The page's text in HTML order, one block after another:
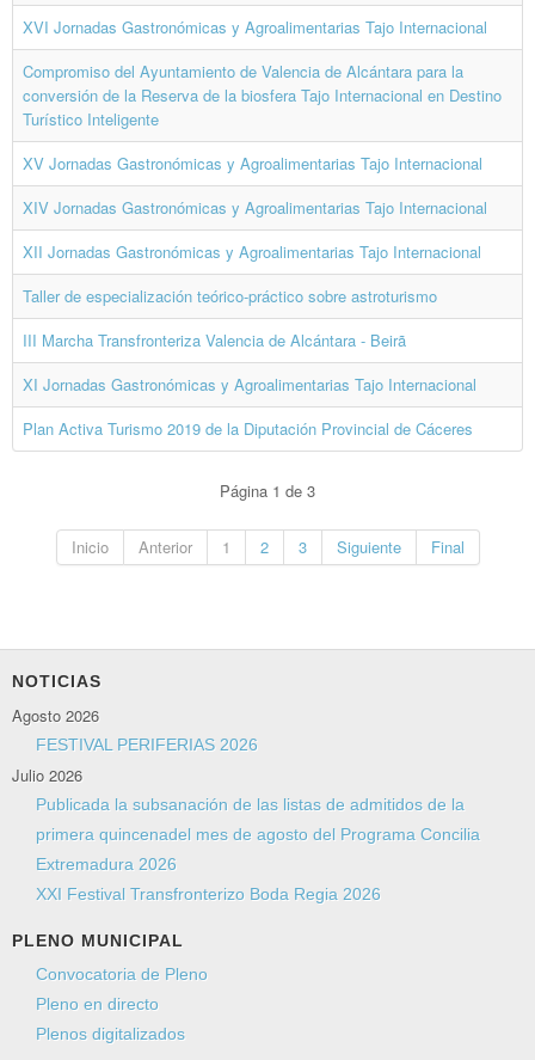
XVI Jornadas Gastronómicas y Agroalimentarias Tajo Internacional
Compromiso del Ayuntamiento de Valencia de Alcántara para la
conversión de la Reserva de la biosfera Tajo Internacional en Destino
Turístico Inteligente
XV Jornadas Gastronómicas y Agroalimentarias Tajo Internacional
XIV Jornadas Gastronómicas y Agroalimentarias Tajo Internacional
XII Jornadas Gastronómicas y Agroalimentarias Tajo Internacional
Taller de especialización teórico-práctico sobre astroturismo
III Marcha Transfronteriza Valencia de Alcántara - Beirã
XI Jornadas Gastronómicas y Agroalimentarias Tajo Internacional
Plan Activa Turismo 2019 de la Diputación Provincial de Cáceres
Página 1 de 3
Inicio Anterior 1 2 3 Siguiente Final
NOTICIAS
Agosto 2026
FESTIVAL PERIFERIAS 2026
Julio 2026
Publicada la subsanación de las listas de admitidos de la
primera quincenadel mes de agosto del Programa Concilia
Extremadura 2026
XXI Festival Transfronterizo Boda Regia 2026
PLENO MUNICIPAL
Convocatoria de Pleno
Pleno en directo
Plenos digitalizados